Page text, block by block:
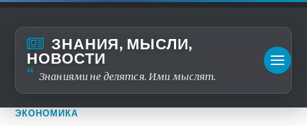
ЗНАНИЯ, МЫСЛИ,
НОВОСТИ
Знаниями не делятся. Ими мыслят.
ЭКОНОМИКА